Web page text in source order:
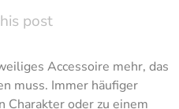
post
Accessoire mehr, das
muss. Immer häufiger
Charakter oder zu einem